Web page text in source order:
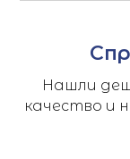
Нашли
качество и